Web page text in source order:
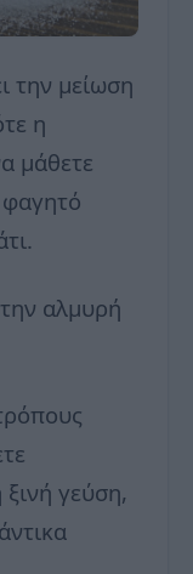
την μείωση
η
μάθετε
αλμυρή
γεύση,